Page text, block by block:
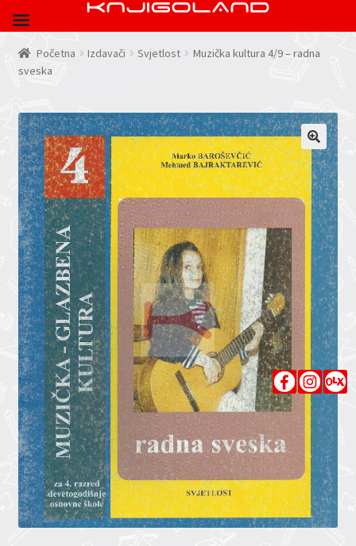
Početna Izdavači Svjetlost
Muzička kultura 4/9 – radna
sveska